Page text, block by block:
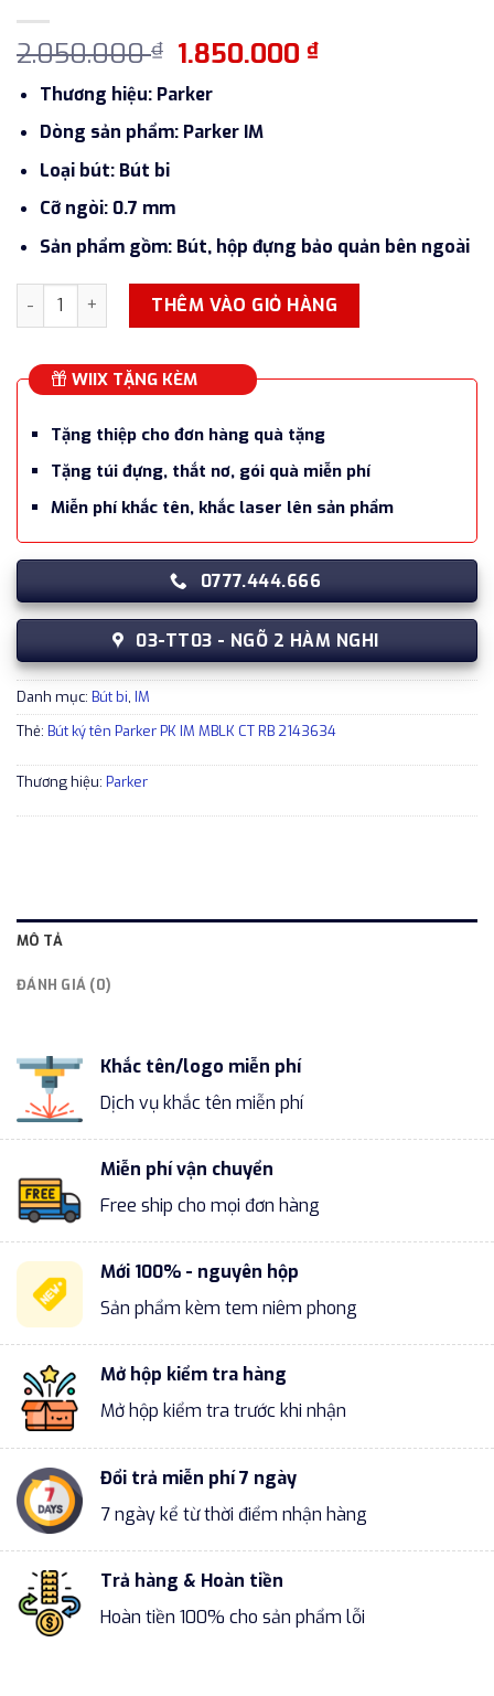
2.050.000₫ Giá
gốc
là:
2.050.000 ₫.
1.850.000₫Giá
Thương hiệu: Parker
Dòng sản phẩm: Parker IM
Loại bút: Bút bi
Cỡ ngòi: 0.7 mm
Sản phẩm gồm: Bút, hộp đựng bảo quản bên ngoài
Bút ký tên Parker PK IM MBLK CT RB 2143634 màu đen số
THÊM VÀO GIỎ HÀNG
WIIX TẶNG KÈM
Tặng thiệp cho đơn hàng quà tặng
Tặng túi đựng, thắt nơ, gói quà miễn phí
Miễn phí khắc tên, khắc laser lên sản phẩm
0777.444.666
03-TT03 - NGÕ 2 HÀM NGHI
Danh mục: Bút bi, IM
Thẻ: Bút ký tên Parker PK IM MBLK CT RB 2143634
Thương hiệu: Parker
MÔ TẢ
ĐÁNH GIÁ (0)
Khắc tên/logo miễn phí
Dịch vụ khắc tên miễn phí
Miễn phí vận chuyển
Free ship cho mọi đơn hàng
Mới 100% - nguyên hộp
Sản phẩm kèm tem niêm phong
Mở hộp kiểm tra hàng
Mở hộp kiểm tra trước khi nhận
Đổi trả miễn phí 7 ngày
7 ngày kể từ thời điểm nhận hàng
Trả hàng & Hoàn tiền
Hoàn tiền 100% cho sản phẩm lỗi